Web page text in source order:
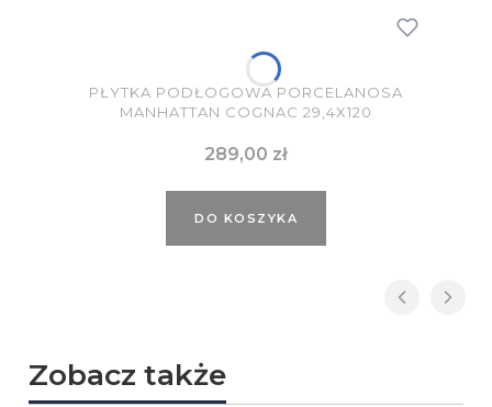
PŁYTKA PODŁOGOWA PORCELANOSA
MANHATTAN COGNAC 29,4X120
Cena
289,00 zł
DO KOSZYKA
Zobacz także